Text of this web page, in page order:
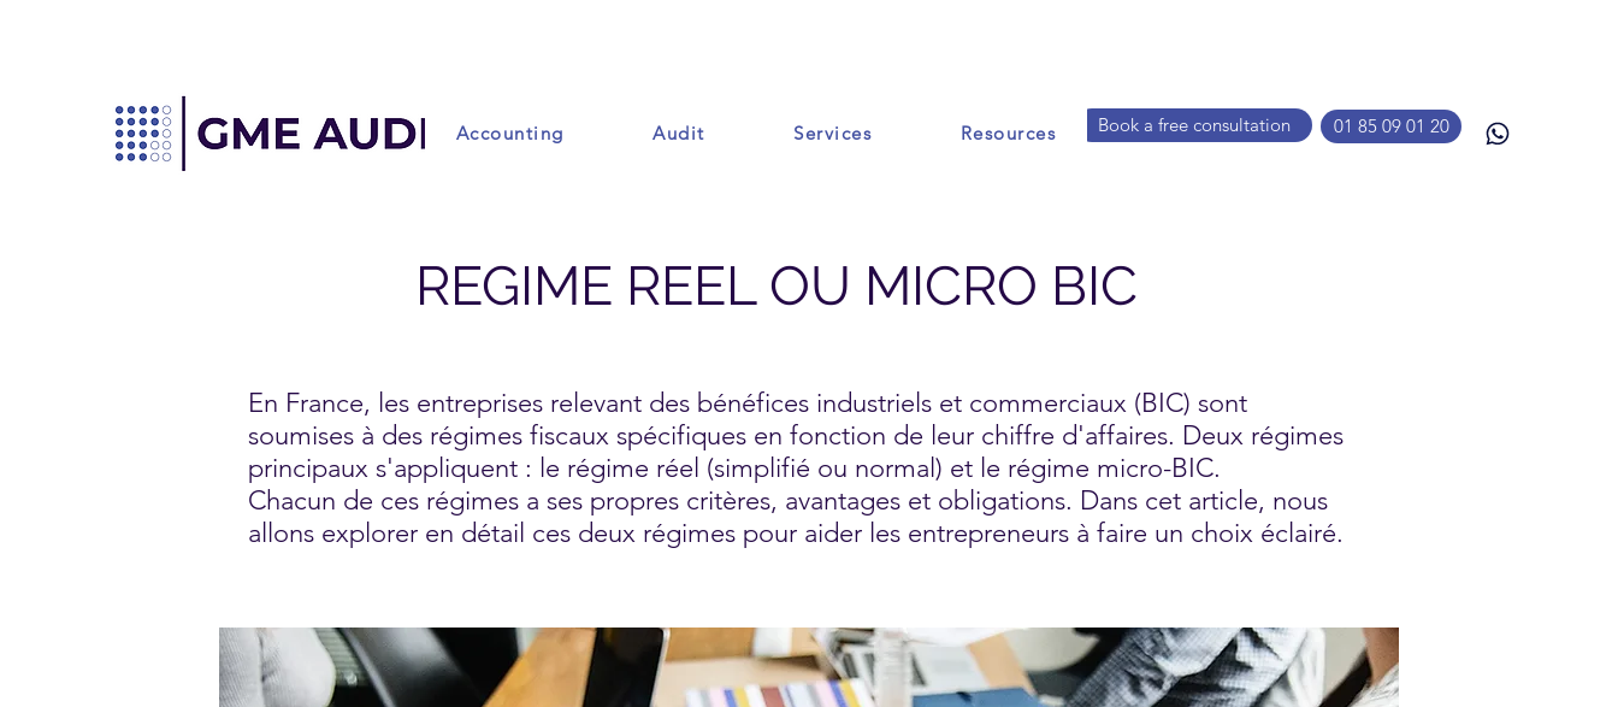
Ressources
Book a free consultation 01 85 09 01 20
Accounting Audit Services Resources
REGIME REEL OU MICRO BIC
En France, les entreprises relevant des bénéfices industriels et commerciaux (BIC) sont
soumises à des régimes fiscaux spécifiques en fonction de leur chiffre d'affaires. Deux régimes
principaux s'appliquent : le régime réel (simplifié ou normal) et le régime micro-BIC.
Chacun de ces régimes a ses propres critères, avantages et obligations. Dans cet article, nous
allons explorer en détail ces deux régimes pour aider les entrepreneurs à faire un choix éclairé.